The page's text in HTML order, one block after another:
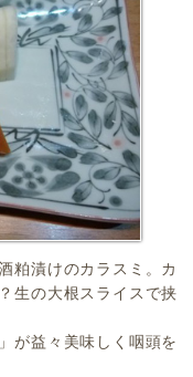
粕漬けのカラスミ。カ
生の大根スライスで挟
が益々美味しく咽頭を